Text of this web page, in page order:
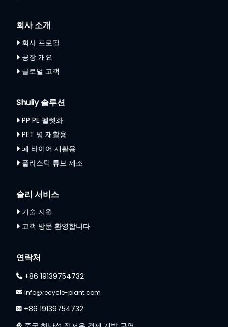
회사 소개
회사 프로필
공장 개요
글로벌 고객
Shuliy 솔루션
PP PE 펠렛화
PET 병 재활용
폐 타이어 재활용
플라스틱 튜브 제조
슐리 서비스
기술 지원
고객 방문 환영합니다
연락처
+86 19139754732
info@recycle-plant.com
+86 19139754732